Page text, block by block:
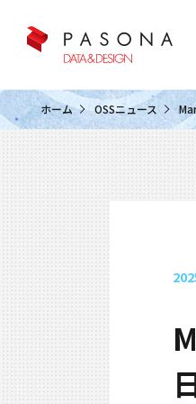
ホーム OSSニュース